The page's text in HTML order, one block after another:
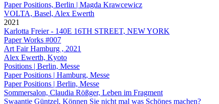
Paper Positions, Berlin | Magda Krawcewicz
VOLTA, Basel, Alex Ewerth
2021
Karlotta Freier - 140E 16TH STREET, NEW YORK
Paper Works #007
Art Fair Hamburg , 2021
Alex Ewerth, Kyoto
Positions | Berlin, Messe
Paper Positions | Hamburg, Messe
Paper Positions | Berlin, Messe
Sommersalon, Claudia Rößger, Leben im Fragment
Swaantje Güntzel, Können Sie nicht mal was Schönes machen?